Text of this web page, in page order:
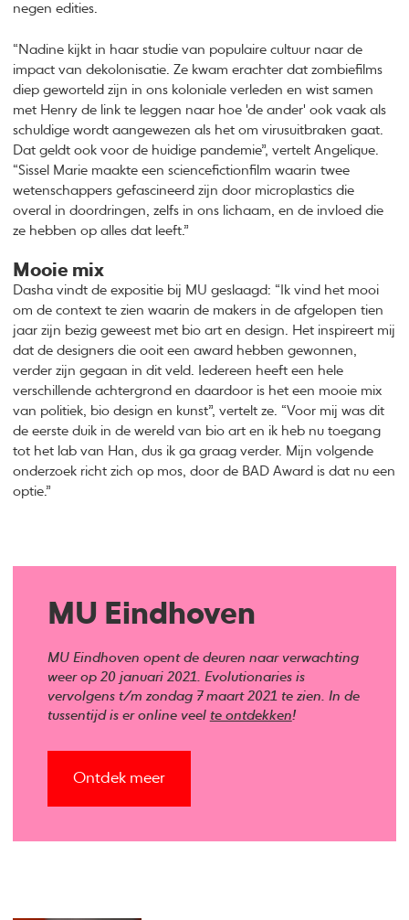
negen edities.
“Nadine kijkt in haar studie van populaire cultuur naar de
impact van dekolonisatie. Ze kwam erachter dat zombiefilms
diep geworteld zijn in ons koloniale verleden en wist samen
met Henry de link te leggen naar hoe 'de ander' ook vaak als
schuldige wordt aangewezen als het om virusuitbraken gaat.
Dat geldt ook voor de huidige pandemie”, vertelt Angelique.
“Sissel Marie maakte een sciencefictionfilm waarin twee
wetenschappers gefascineerd zijn door microplastics die
overal in doordringen, zelfs in ons lichaam, en de invloed die
ze hebben op alles dat leeft.”
Mooie mix
Dasha vindt de expositie bij MU geslaagd: “Ik vind het mooi
om de context te zien waarin de makers in de afgelopen tien
jaar zijn bezig geweest met bio art en design. Het inspireert mij
dat de designers die ooit een award hebben gewonnen,
verder zijn gegaan in dit veld. Iedereen heeft een hele
verschillende achtergrond en daardoor is het een mooie mix
van politiek, bio design en kunst”, vertelt ze. “Voor mij was dit
de eerste duik in de wereld van bio art en ik heb nu toegang
tot het lab van Han, dus ik ga graag verder. Mijn volgende
onderzoek richt zich op mos, door de BAD Award is dat nu een
optie.”
MU Eindhoven
MU Eindhoven opent de deuren naar verwachting
weer op 20 januari 2021. Evolutionaries is
vervolgens t/m zondag 7 maart 2021 te zien. In de
tussentijd is er online veel te ontdekken!
Ontdek meer